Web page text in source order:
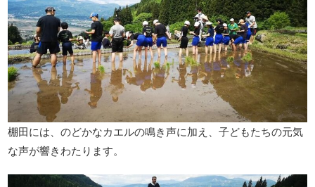
棚田には、のどかなカエルの鳴き声に加え、子どもたちの元気
な声が響きわたります。